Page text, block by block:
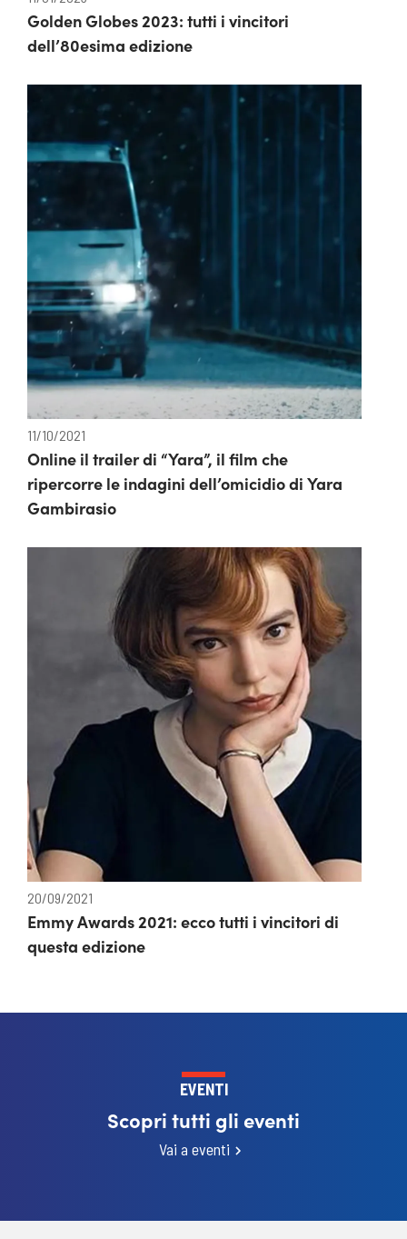
Golden Globes 2023: tutti i vincitori
dell’80esima edizione
11/10/2021
Online il trailer di “Yara”, il film che
ripercorre le indagini dell’omicidio di Yara
Gambirasio
20/09/2021
Emmy Awards 2021: ecco tutti i vincitori di
questa edizione
EVENTI
Scopri tutti gli eventi
Vai a eventi